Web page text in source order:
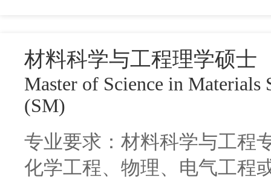
材料科学与工程理学硕士
Master of Science in Materials
(SM)
专业要求：材料科学与工程
化学工程、物理、电气工程